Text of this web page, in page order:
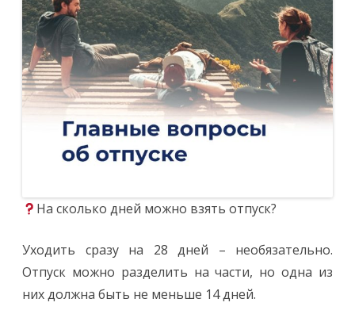
На сколько дней можно взять отпуск?
Уходить сразу на 28 дней – необязательно.
Отпуск можно разделить на части, но одна из
них должна быть не меньше 14 дней.